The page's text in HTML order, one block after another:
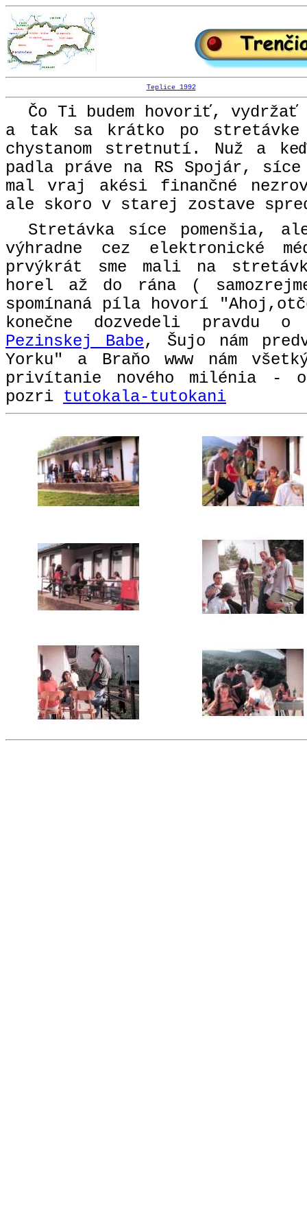
Teplice 1992
Čo Ti budem hovoriť,
a tak sa krátko po
chystanom stretnutí. Nuž a
padla práve na RS Spojár,
mal vraj akési finančné
ale skoro v starej zostave
Stretávka síce pomenšia,
výhradne cez elektronické
prvýkrát sme mali na
horel až do rána (
spomínaná píla hovorí
konečne dozvedeli pravdu
Pezinskej Babe, Šujo nám
Yorku" a Braňo www nám
privítanie nového milénia -
pozri tutokala-tutokani